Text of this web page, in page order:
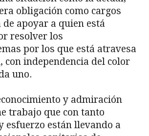
obligación como cargos
apoyar a quien está
resolver los
por los que está atravesa
con independencia del color
uno.
y admiración
trabajo que con tanto
esfuerzo están llevando a